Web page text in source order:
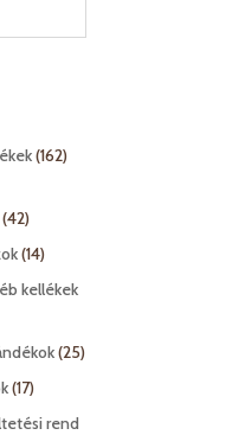
162162
4242
termék
1414
termék
kellékek
2525
1717
termék
rend